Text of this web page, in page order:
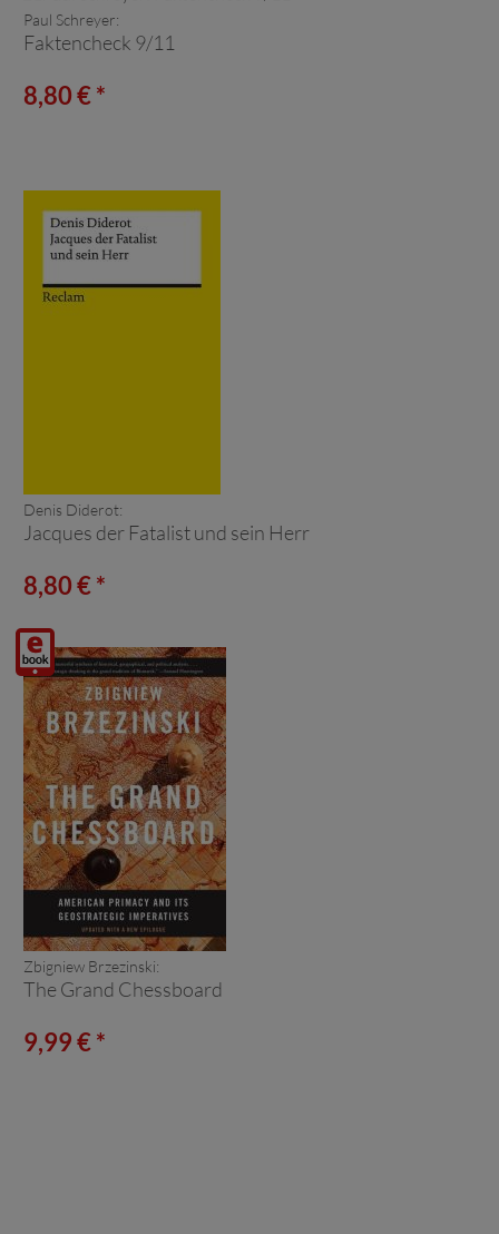
Paul Schreyer:
Faktencheck 9/11
8,80 € *
Denis Diderot:
Jacques der Fatalist und sein Herr
8,80 € *
Digitalprodukt
/ E-
Book
Zbigniew Brzezinski:
The Grand Chessboard
9,99 € *